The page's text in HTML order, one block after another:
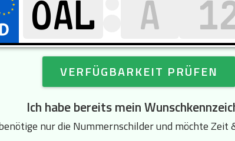
VERFÜGBARKEIT PRÜFEN
Ich habe bereits mein
nur die Nummernschilder und möchte Zeit